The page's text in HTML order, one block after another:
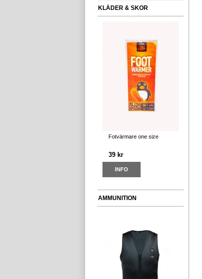
KLÄDER & SKOR
Fotvärmare one size
39 kr
INFO
AMMUNITION